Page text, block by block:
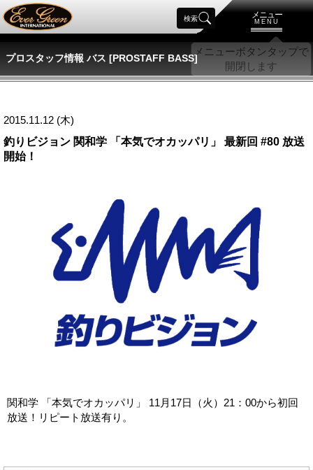
メニュー
MENU
検索
プロスタッフ情報 バス [PROSTAFF BASS]
2015.11.12 (木)
釣りビジョン 関和学 「本気でオカッパリ」 最新回 #80 放送
開始！
関和学 「本気でオカッパリ」 11月17日（火）21：00から初回
放送！リピート放送有り。